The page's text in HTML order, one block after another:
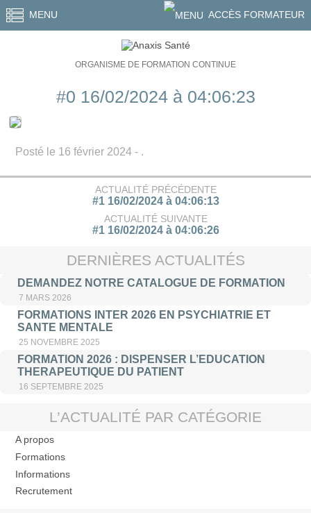
MENU ACCÈS FORMATEUR
ORGANISME DE FORMATION CONTINUE
#0 16/02/2024 à 04:06:23
Posté le 16 février 2024 - .
ACTUALITÉ PRÉCÉDENTE
#1 16/02/2024 à 04:06:13
ACTUALITÉ SUIVANTE
#1 16/02/2024 à 04:06:26
DERNIÈRES ACTUALITÉS
DEMANDEZ NOTRE CATALOGUE DE FORMATION
7 MARS 2026
FORMATIONS INTER 2026 EN PSYCHIATRIE ET
SANTE MENTALE
25 NOVEMBRE 2025
FORMATION 2026 : DISPENSER L’EDUCATION
THERAPEUTIQUE DU PATIENT
16 SEPTEMBRE 2025
L’ACTUALITÉ PAR CATÉGORIE
A propos
Formations
Informations
Recrutement